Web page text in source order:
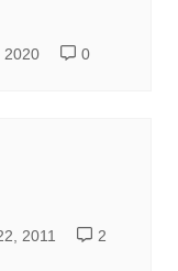
2020 0
2011 2